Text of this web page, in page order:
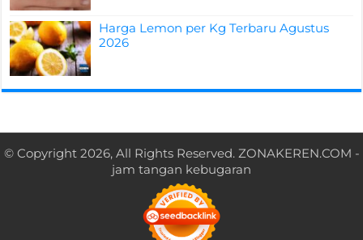
Harga Lemon per Kg Terbaru Agustus
2026
© Copyright 2026, All Rights Reserved. ZONAKEREN.COM -
jam tangan kebugaran